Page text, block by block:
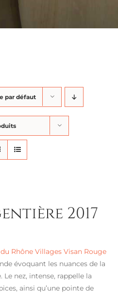
par défaut
2017
Rhône Villages Visan Rouge
évoquant les nuances de la
Le nez, intense, rappelle la
ainsi qu’une pointe de